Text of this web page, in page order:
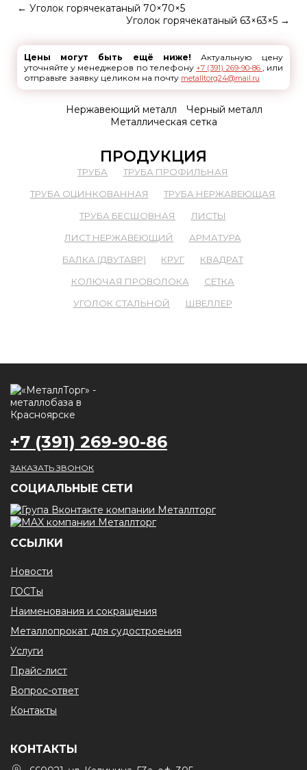
← Уголок горячекатаный 70×70×5
Уголок горячекатаный 63×63×5 →
Цены могут быть ещё ниже! Актуальную цену
уточняйте у менеджеров по телефону +7 (391) 269-90-86 , или
отправьте заявку целиком на почту metalltorg24@mail.ru
Нержавеющий металл
Черный металл
Металлическая сетка
ПРОДУКЦИЯ
ТРУБА
ТРУБА ПРОФИЛЬНАЯ
ТРУБА ОЦИНКОВАННАЯ
ТРУБА НЕРЖАВЕЮЩАЯ
ТРУБА БЕСШОВНАЯ
ЛИСТЫ
ЛИСТ НЕРЖАВЕЮЩИЙ
АРМАТУРА
БАЛКА (ДВУТАВР)
КРУГ
КВАДРАТ
КОЛЮЧАЯ ПРОВОЛОКА
СЕТКА
УГОЛОК СТАЛЬНОЙ
ШВЕЛЛЕР
+7 (391) 269-90-86
ЗАКАЗАТЬ ЗВОНОК
CОЦИАЛЬНЫЕ СЕТИ
ССЫЛКИ
Новости
ГОСТы
Наименования и сокращения
Металлопрокат для судостроения
Услуги
Прайс-лист
Вопрос-ответ
Контакты
КОНТАКТЫ